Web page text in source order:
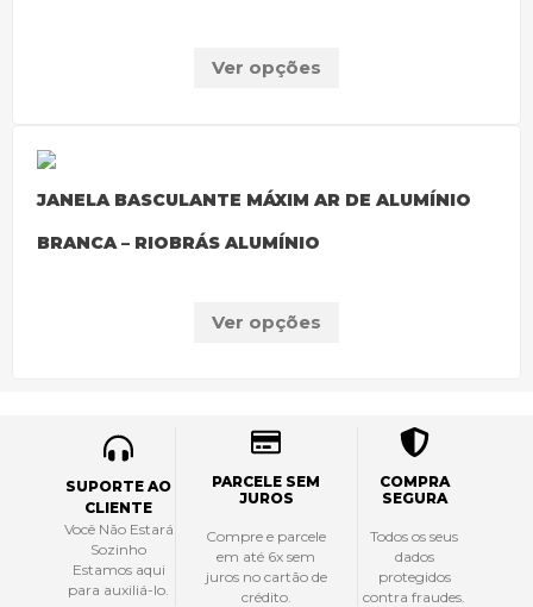
Ver opções
JANELA BASCULANTE MÁXIM AR DE ALUMÍNIO
BRANCA – RIOBRÁS ALUMÍNIO
Ver opções
SUPORTE AO
CLIENTE
Você Não Estará
Sozinho
Estamos aqui
para auxiliá-lo.
PARCELE SEM
JUROS
Compre e parcele
em até 6x sem
juros no cartão de
crédito.
COMPRA
SEGURA
Todos os seus
dados
protegidos
contra fraudes.